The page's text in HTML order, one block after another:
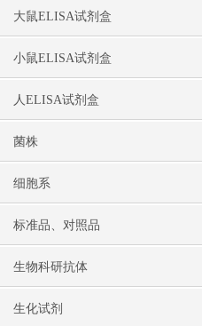
大鼠ELISA试剂盒
小鼠ELISA试剂盒
人ELISA试剂盒
菌株
细胞系
标准品、对照品
生物科研抗体
生化试剂